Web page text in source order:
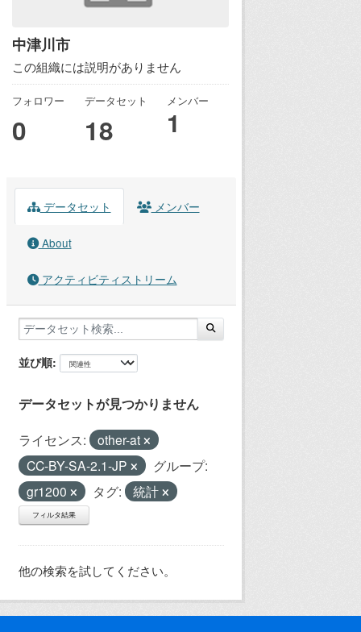
中津川市
この組織には説明がありません
フォロワー
0
データセット
18
メンバー
1
データセット メンバー
About
アクティビティストリーム
並び順
データセットが見つかりません
ライセンス:
other-at
CC-BY-SA-2.1-JP
グループ:
gr1200
タグ: 統計
フィルタ結果
他の検索を試してください。